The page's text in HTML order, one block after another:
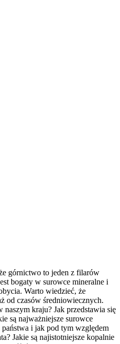
górnictwo to jeden z filarów
bogaty w surowce mineralne i
Warto wiedzieć, że
od czasów średniowiecznych.
kraju? Jak przedstawia się
są najważniejsze surowce
i jak pod tym względem
Jakie są najistotniejsze kopalnie